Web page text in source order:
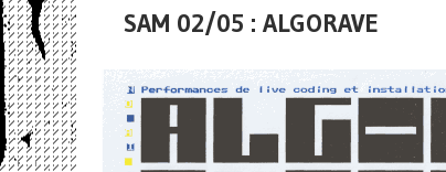
SAM 02/05 : ALGORAVE